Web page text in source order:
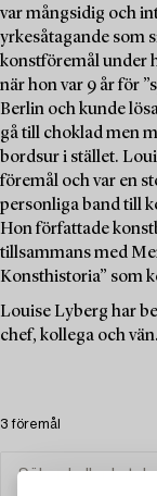
var mångsidig och
yrkesåtagande som
konstföremål under
när hon var 9 år för
Berlin och kunde
gå till choklad men
bordsur i stället.
föremål och var en
personliga band till
Hon författade
tillsammans med
Konsthistoria” som
Louise Lyberg har
chef, kollega och vän.
3 föremål